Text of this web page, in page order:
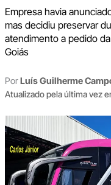
Empresa havia
mas decidiu preservar
atendimento a pedido
Goiás
PorLuís Guilherme
Atualizado pela última vez